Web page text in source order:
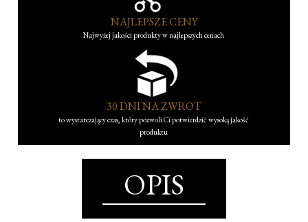
NAJLEPSZE CENY
Najwyżej jakości produkty w najlepszych cenach
30 DNI NA ZWROT
to wystarczający czas, który pozwoli Ci potwierdzić wysoką jakość
produktu
OPIS